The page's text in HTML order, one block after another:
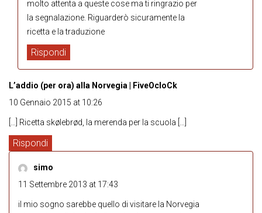
molto attenta a queste cose ma ti ringrazio per
la segnalazione. Riguarderò sicuramente la
ricetta e la traduzione
Rispondi
L’addio (per ora) alla Norvegia | FiveOcloCk
10 Gennaio 2015 at 10:26
[…] Ricetta skølebrød, la merenda per la scuola […]
Rispondi
simo
11 Settembre 2013 at 17:43
il mio sogno sarebbe quello di visitare la Norvegia